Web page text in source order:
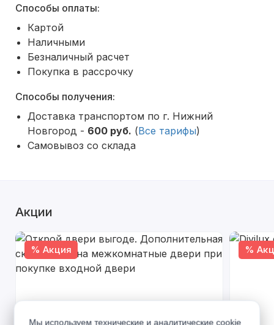
Способы оплаты:
Картой
Наличными
Безналичный расчет
Покупка в рассрочку
Способы получения:
Доставка транспортом по г. Нижний
Новгород - 600 руб. (Все тарифы)
Самовывоз со склада
Акции
% Акция %
Мы используем технические и аналитические cookie